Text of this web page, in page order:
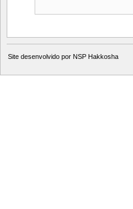
Site desenvolvido por NSP Hakkosha